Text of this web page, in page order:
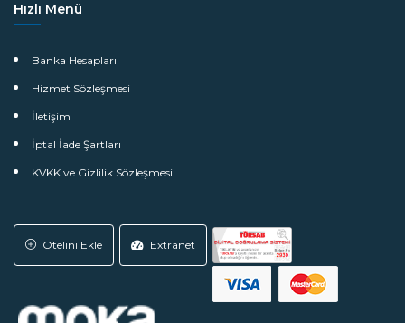
Hızlı Menü
Banka Hesapları
Hizmet Sözleşmesi
İletişim
İptal İade Şartları
KVKK ve Gizlilik Sözleşmesi
Otelini Ekle Extranet